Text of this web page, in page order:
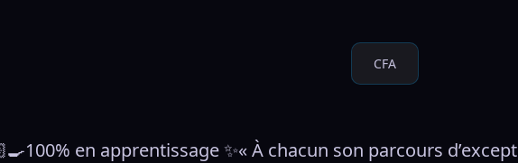
CFA
en apprentissage ✨« À chacun son parcours